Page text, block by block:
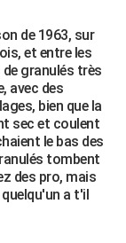
de 1963, sur
et entre les
de granulés très
avec des
bien que la
sec et coulent
le bas des
tombent
des pro, mais
a t'il